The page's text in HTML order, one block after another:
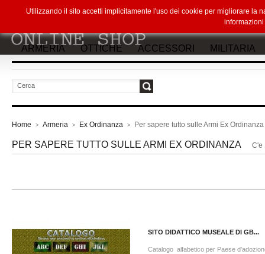
ARMERIA OTTICHE ACCESSORI MILITARIA
Home > Armeria > Ex Ordinanza > Per sapere tutto sulle Armi Ex Ordinanza
PER SAPERE TUTTO SULLE ARMI EX ORDINANZA C'e
SITO DIDATTICO MUSEALE DI GB...
Catalogo alfabetico per Paese
Utilizzando il sito accetti implicitamente l'uso dei cookie per migliorare la
informazioni